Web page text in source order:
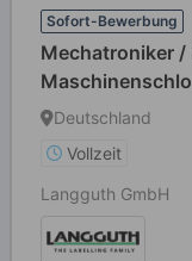
Sofort-Bewerbung
Mechatroniker
weltweiten
Deutschland
Vollzeit
Langguth GmbH